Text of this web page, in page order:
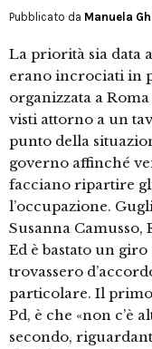
Pubblicato da Manuela
La priorità sia data
erano incrociati in
organizzata a
visti attorno a un
punto della
governo affinché
facciano ripartire
l’occupazione.
Susanna Camusso,
Ed è bastato un
trovassero
particolare. Il
Pd, è che «non c’è
secondo,